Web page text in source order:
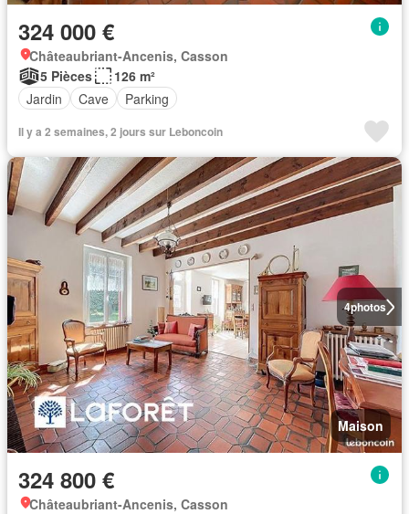
324 000 €
Châteaubriant-Ancenis, Casson
5 Pièces
126 m²
Jardin
Cave Parking
Il y a 2 semaines, 2 jours sur Leboncoin
4photos
Maison
324 800 €
Châteaubriant-Ancenis, Casson